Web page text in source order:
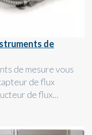
de
de mesure vous
de flux
de flux...